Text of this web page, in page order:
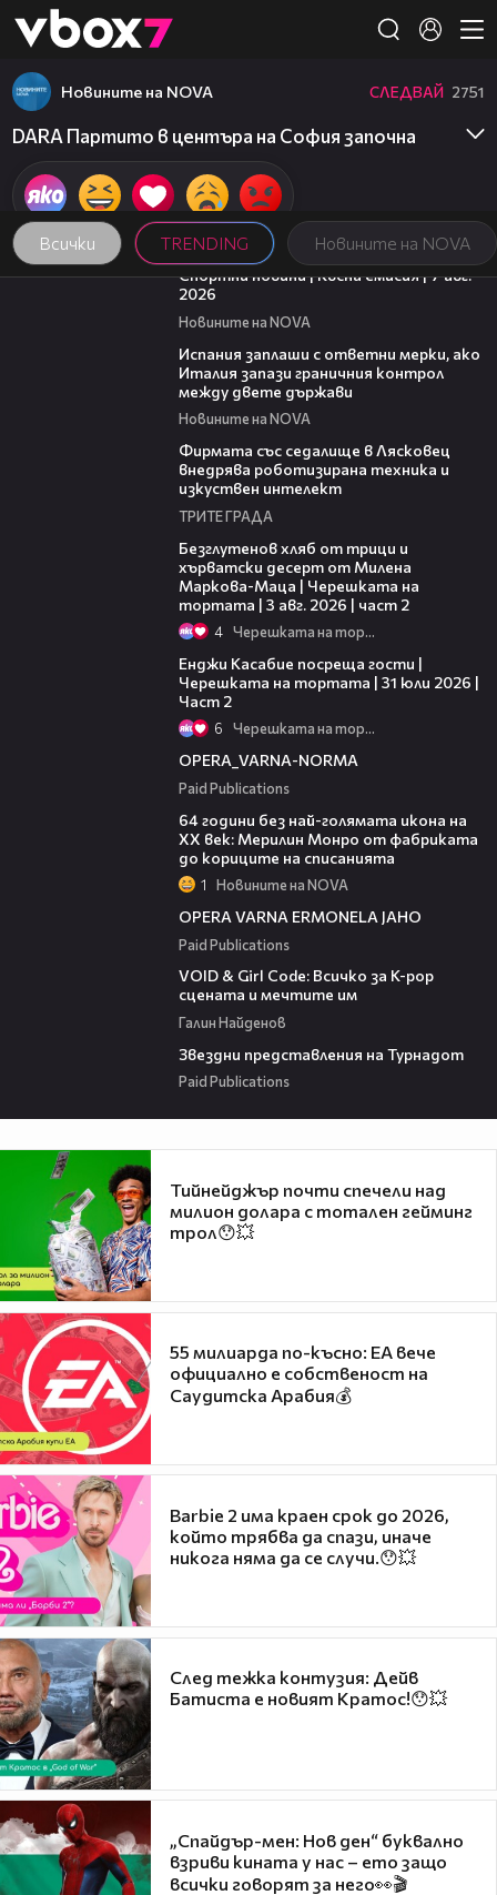
👾
Всички TRENDING Новините на NOVA
Новините на NOVA СЛЕДВАЙ 2751
DARA Партито в центъра на София започна
03:46
Спортни новини | Късна емисия | 7 авг.
2026
Новините на NOVA
Испания заплаши с ответни мерки, ако
Италия запази граничния контрол
между двете държави
Новините на NOVA
Фирмата със седалище в Лясковец
внедрява роботизирана техника и
изкуствен интелект
ТРИТЕ ГРАДА
Безглутенов хляб от трици и
хърватски десерт от Милена
Маркова-Маца | Черешката на
тортата | 3 авг. 2026 | част 2
4 Черешката на тортата
Енджи Касабие посреща гости |
Черешката на тортата | 31 юли 2026 |
Част 2
6 Черешката на тортата
OPERA_VARNA-NORMA
Paid Publications
64 години без най-голямата икона на
XX век: Мерилин Монро от фабриката
до кориците на списанията
1 Новините на NOVA
OPERA VARNA ERMONELA JAHO
Paid Publications
VOID & Girl Code: Всичко за K-pop
сцената и мечтите им
Галин Найденов
Звездни представления на Турнадот
Paid Publications
Тийнейджър почти спечели над
милион долара с тотален гейминг
трол😯💥
55 милиарда по-късно: EA вече
официално е собственост на
Саудитска Арабия💰
Barbie 2 има краен срок до 2026,
който трябва да спази, иначе
никога няма да се случи.😯💥
След тежка контузия: Дейв
Батиста е новият Кратос!😯💥
„Спайдър-мен: Нов ден“ буквално
взриви кината у нас – ето защо
всички говорят за него👀🎬